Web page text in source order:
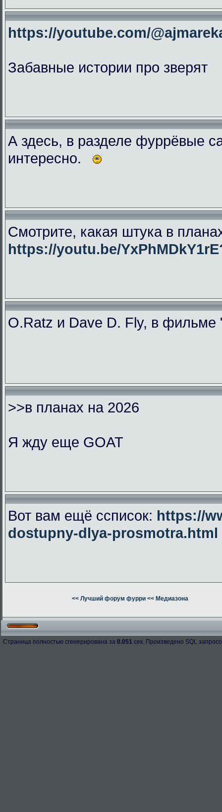
https://youtube.com/
Забавные истории про зверят
А здесь, в разделе фуррёвые
интересно.
Смотрите, какая штука в
https://youtu.be/
O.Ratz и Dave D. Fly, в
>>в планах на 2026
Я жду еще GOAT
Вот вам ещё ссписок: https://
dostupny-dlya-prosmotra.html
<< Лучший форум фурри << Медиазона
Страница полностью сгенерирована за 0.051 сек. Произведено SQL